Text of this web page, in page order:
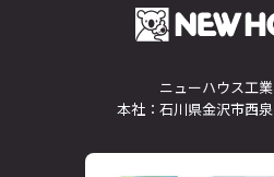
ニューハウス工
本社：石川県金沢市西